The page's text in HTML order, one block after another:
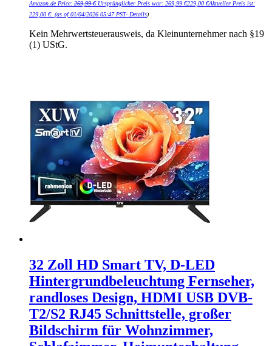
Amazon.de Price: 269,99€ Ursprünglicher Preis war: 269,99 €229,00 €Aktueller Preis ist:
229,00 €. (as of 01/04/2026 05:47 PST- Details)
Kein Mehrwertsteuerausweis, da Kleinunternehmer nach §19
(1) UStG.
32 Zoll HD Smart TV, D-LED
Hintergrundbeleuchtung Fernseher,
randloses Design, HDMI USB DVB-
T2/S2 RJ45 Schnittstelle, großer
Bildschirm für Wohnzimmer,